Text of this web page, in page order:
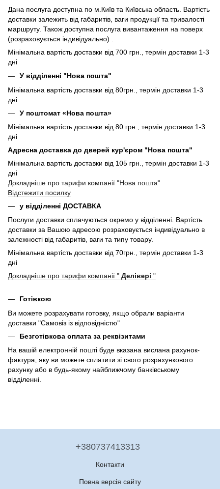
Дана послуга доступна по м.Київ та Київська область. Вартість
доставки залежить від габаритів, ваги продукції та тривалості
маршруту. Також доступна послуга вивантаження на поверх
(розраховується індивідуально) .
Мінімальна вартість доставки від 700 грн., термін доставки 1-3
дні
У відділенні "Нова пошта"
Мінімальна вартість доставки від 80грн., термін доставки 1-3
дні
У поштомат «Нова пошта»
Мінімальна вартість доставки від 80 грн., термін доставки 1-3
дні
Адресна доставка до дверей кур'єром "Нова пошта"
Мінімальна вартість доставки від 105 грн., термін доставки 1-3
дні
Докладніше про тарифи компанії "Нова пошта"
Відстежити посилку
у відділенні ДОСТАВКА
Послуги доставки сплачуються окремо у відділенні. Вартість
доставки за Вашою адресою розраховується індивідуально в
залежності від габаритів, ваги та типу товару.
Мінімальна вартість доставки від 70грн., термін доставки 1-3
дні
Докладніше про тарифи компанії " Делівері "
Готівкою
Ви можете розрахувати готовку, якщо обрали варіанти
доставки "Самовіз із відповідністю"
Безготівкова оплата за реквізитами
На вашій електронній пошті буде вказана вислана рахунок-
фактура, яку ви можете сплатити зі свого розрахункового
рахунку або в будь-якому найближчому банківському
відділенні.
+380737413313
Контакти
Повна версія сайту